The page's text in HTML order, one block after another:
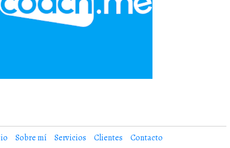
Sobre mí Servicios Clientes Contacto